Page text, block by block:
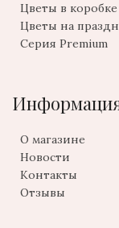
Цветы в коробке
Цветы на
Серия Premium
О магазине
Новости
Контакты
Отзывы